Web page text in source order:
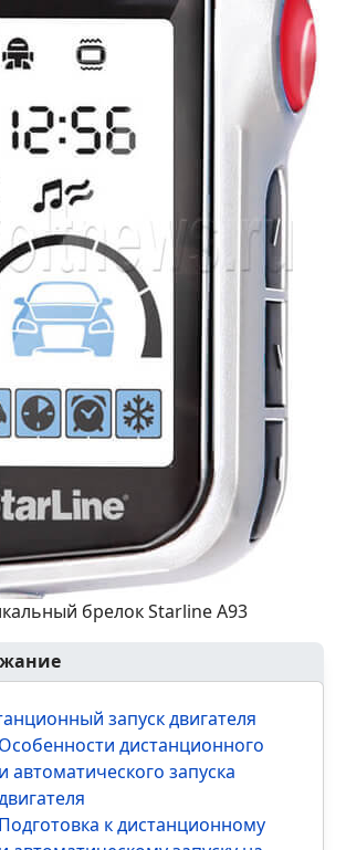
брелок Starline A93
запуск двигателя
Особенности дистанционного
и автоматического запуска
Подготовка к дистанционному